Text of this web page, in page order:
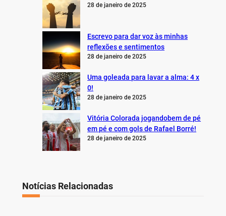
28 de janeiro de 2025
Escrevo para dar voz às minhas
reflexões e sentimentos
28 de janeiro de 2025
Uma goleada para lavar a alma: 4 x
0!
28 de janeiro de 2025
Vitória Colorada jogandobem de pé
em pé e com gols de Rafael Borré!
28 de janeiro de 2025
Notícias Relacionadas